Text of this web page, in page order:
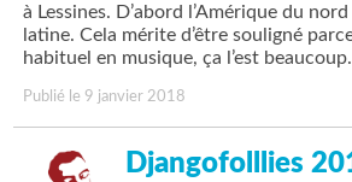
à Lessines. D’abord l’Amérique du
latine. Cela mérite d’être souligné
habituel en musique, ça l’est
Publié le 9 janvier 2018
Djangofolllies